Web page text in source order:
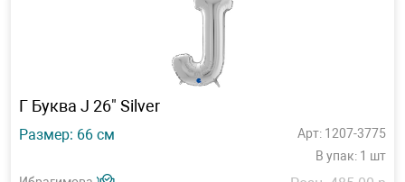
Г Буква J 26" Silver
Размер: 66 см
Арт: 1207-3775
В упак: 1 шт